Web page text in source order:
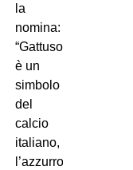
la
nomina:
“Gattuso
è un
simbolo
del
calcio
italiano,
l’azzurro